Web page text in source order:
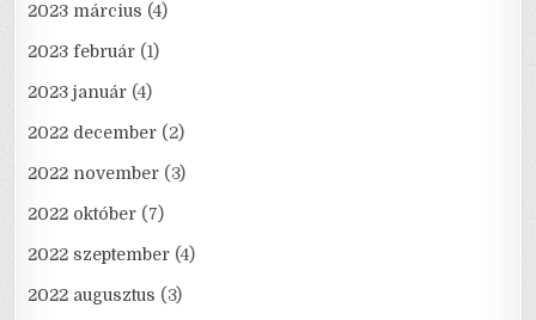
2023 március (4)
2023 február (1)
2023 január (4)
2022 december (2)
2022 november (3)
2022 október (7)
2022 szeptember (4)
2022 augusztus (3)